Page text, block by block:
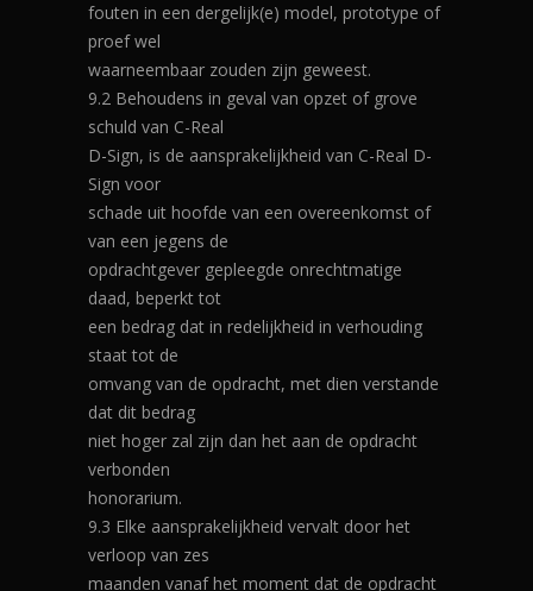
fouten in een dergelijk(e) model, prototype of
proef wel
waarneembaar zouden zijn geweest.
9.2 Behoudens in geval van opzet of grove
schuld van C-Real
D-Sign, is de aansprakelijkheid van C-Real D-
Sign voor
schade uit hoofde van een overeenkomst of
van een jegens de
opdrachtgever gepleegde onrechtmatige
daad, beperkt tot
een bedrag dat in redelijkheid in verhouding
staat tot de
omvang van de opdracht, met dien verstande
dat dit bedrag
niet hoger zal zijn dan het aan de opdracht
verbonden
honorarium.
9.3 Elke aansprakelijkheid vervalt door het
verloop van zes
maanden vanaf het moment dat de opdracht